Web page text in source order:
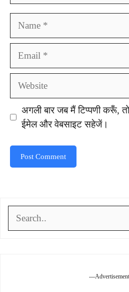
अगली बार जब मैं टिप्पणी करूँ,
ईमेल और वेबसाइट सहेजें।
---